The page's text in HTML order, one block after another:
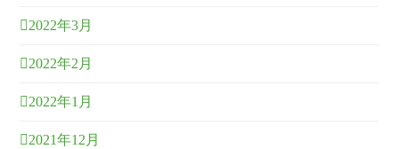
2022年3月
2022年2月
2022年1月
2021年12月